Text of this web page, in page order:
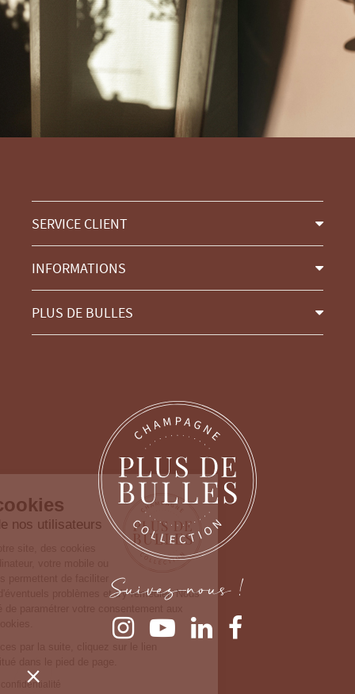
SERVICE CLIENT
INFORMATIONS
PLUS DE BULLES
Suivez-nous !
Continuer sans accepter
Gestion des cookies
Nous prenons soin de nos utilisateurs
Lorsque vous consultez notre site, des cookies
sont déposés sur votre ordinateur, votre mobile ou
votre tablette. Ceux-ci nous permettent de faciliter
la navigation, de détecter d'éventuels problèmes et d'y remédier. Nous
différentes typologies de cookies.
Consulter notre politique de confidentialité